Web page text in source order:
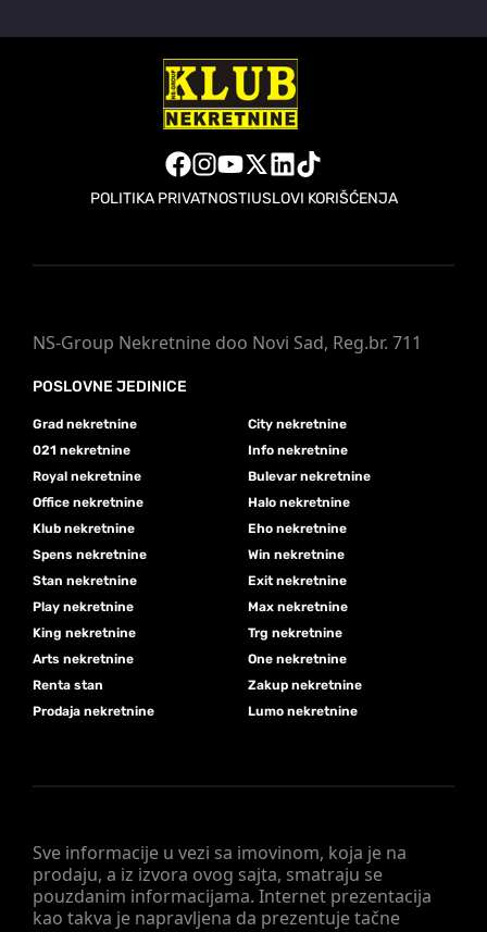
POLITIKA PRIVATNOSTIUSLOVI KORIŠĆENJA
Sve informacije u vezi sa imovinom, koja je na
prodaju, a iz izvora ovog sajta, smatraju se
pouzdanim informacijama. Internet prezentacija
kao takva je napravljena da prezentuje tačne
NS-Group Nekretnine doo Novi Sad, Reg.br. 711
POSLOVNE JEDINICE
Grad nekretnine
City nekretnine
021 nekretnine
Info nekretnine
Royal nekretnine
Bulevar nekretnine
Office nekretnine
Halo nekretnine
Klub nekretnine
Eho nekretnine
Spens nekretnine
Win nekretnine
Stan nekretnine
Exit nekretnine
Play nekretnine
Max nekretnine
King nekretnine
Trg nekretnine
Arts nekretnine
One nekretnine
Renta stan
Zakup nekretnine
Prodaja nekretnine
Lumo nekretnine